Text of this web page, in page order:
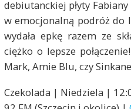
debiutanckiej płyty
w emocjonalną podróż do
wydała epkę razem ze
ciężko o lepsze
Mark, Amie Blu, czy
Czekolada | Niedziela |